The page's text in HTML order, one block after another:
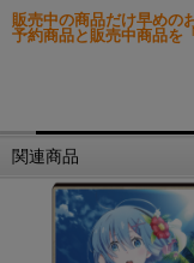
販売中の商品だけ早めの
予約商品と販売中商品を
関連商品